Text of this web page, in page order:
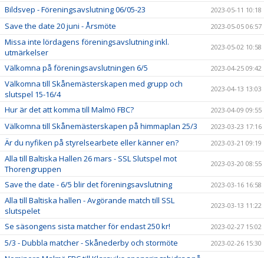
Bildsvep - Föreningsavslutning 06/05-23 2023-05-11 10:18
Save the date 20 juni - Årsmöte 2023-05-05 06:57
Missa inte lördagens föreningsavslutning inkl.
utmärkelser
2023-05-02 10:58
Välkomna på föreningsavslutningen 6/5 2023-04-25 09:42
Välkomna till Skånemästerskapen med grupp och
slutspel 15-16/4
2023-04-13 13:03
Hur är det att komma till Malmö FBC? 2023-04-09 09:55
Välkomna till Skånemästerskapen på himmaplan 25/3 2023-03-23 17:16
Är du nyfiken på styrelsearbete eller känner en? 2023-03-21 09:19
Alla till Baltiska Hallen 26 mars - SSL Slutspel mot
Thorengruppen
2023-03-20 08:55
Save the date - 6/5 blir det föreningsavslutning 2023-03-16 16:58
Alla till Baltiska hallen - Avgörande match till SSL
slutspelet
2023-03-13 11:22
Se säsongens sista matcher för endast 250 kr! 2023-02-27 15:02
5/3 - Dubbla matcher - Skånederby och stormöte 2023-02-26 15:30